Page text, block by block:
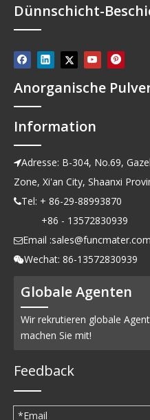
Dünnschicht-
Anorganische
Information
Adresse: B-304, No.69,
Zone, Xi'an City, Shaanxi
Tel: + 86-29-88993870
+86 - 13572830939
Email :sales@funcmater.com
Wechat: 86-13572830939
Globale Agenten
Wir rekrutieren globale
machen Sie mit!
Feedback